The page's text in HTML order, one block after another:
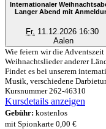
Internationaler
Langer Abend mit
Fr. 11.12.2026 16:30
Aalen
Wie feiern wir die
Weihnachtslieder anderer
Findet es bei unserem
Musik, verschiedene
Kursnummer 262-46310
Kursdetails anzeigen
Gebühr: kostenlos
mit Spionkarte 0,00 €